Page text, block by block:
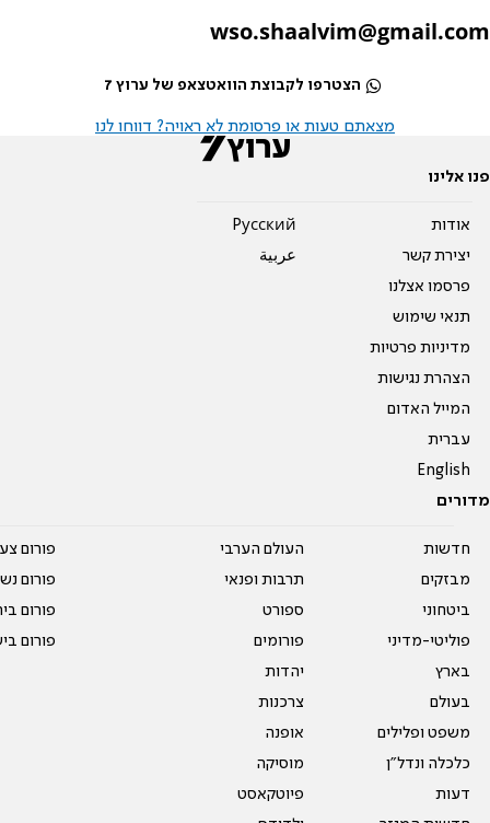
wso.shaalvim@gmail.com
הצטרפו לקבוצת הוואטצאפ של ערוץ 7
מצאתם טעות או פרסומת לא ראויה? דווחו לנו
פנו אלינו
אודות
יצירת קשר
פרסמו אצלנו
תנאי שימוש
מדיניות פרטיות
הצהרת נגישות
המייל האדום
עברית
English
Pусский
عربية
מדורים
חדשות
מבזקים
ביטחוני
פוליטי-מדיני
בארץ
בעולם
משפט ופלילים
כלכלה ונדל"ן
דעות
העולם הערבי
תרבות ופנאי
ספורט
פורומים
יהדות
צרכנות
אופנה
מוסיקה
פיוטקאסט
פורום
פורום
פורום
פורום